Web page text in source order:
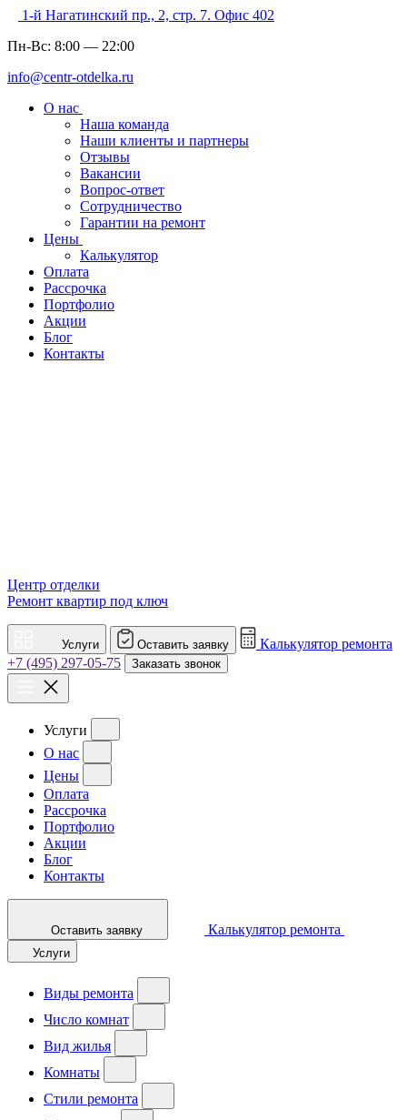
1-й Нагатинский пр., 2, стр. 7. Офис 402
Пн-Вс: 8:00 — 22:00
info@centr-otdelka.ru
О нас
Наша команда
Наши клиенты и партнеры
Отзывы
Вакансии
Вопрос-ответ
Сотрудничество
Гарантии на ремонт
Цены
Калькулятор
Оплата
Рассрочка
Портфолио
Акции
Блог
Контакты
Центр отделки
Ремонт квартир под ключ
Услуги Оставить заявку
Калькулятор ремонта
+7 (495) 297-05-75
Заказать звонок
Услуги
О нас
Цены
Оплата
Рассрочка
Портфолио
Акции
Блог
Контакты
Оставить заявку Калькулятор ремонта
Услуги
Виды ремонта
Число комнат
Вид жилья
Комнаты
Стили ремонта